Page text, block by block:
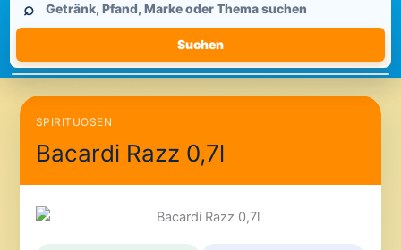
durchsuchen
⌕
Suchen
SPIRITUOSEN
Bacardi Razz 0,7l